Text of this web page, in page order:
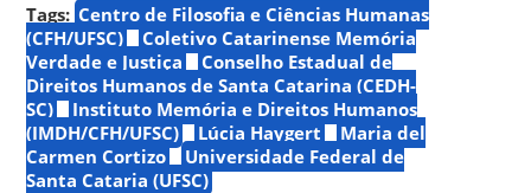
Tags: Centro de Filosofia e Ciências Humanas
(CFH/UFSC)
Coletivo Catarinense Memória
Verdade e Justiça
Conselho Estadual de
Direitos Humanos de Santa Catarina (CEDH-
SC)
Instituto Memória e Direitos Humanos
(IMDH/CFH/UFSC)
Lúcia Haygert
Maria del
Carmen Cortizo
Universidade Federal de
Santa Cataria (UFSC)